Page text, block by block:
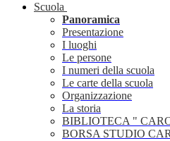
Scuola
Panoramica
Presentazione
I luoghi
Le persone
I numeri della scuola
Le carte della scuola
Organizzazione
La storia
BIBLIOTECA "
BORSA STUDIO